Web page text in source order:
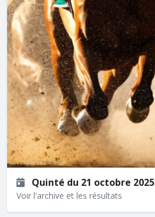
Quinté du 21 octobre 2025
Voir l'archive et les résultats